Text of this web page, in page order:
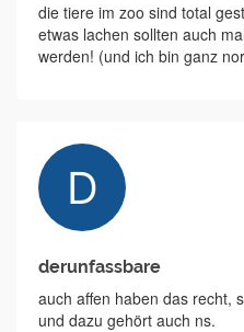
die tiere im zoo sind total
etwas lachen sollten auch
werden! (und ich bin ganz
derunfassbare
auch affen haben das recht,
und dazu gehört auch ns.